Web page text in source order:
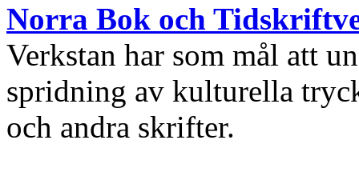
Norra Bok och
Verkstan har som mål att
spridning av kulturella
och andra skrifter.